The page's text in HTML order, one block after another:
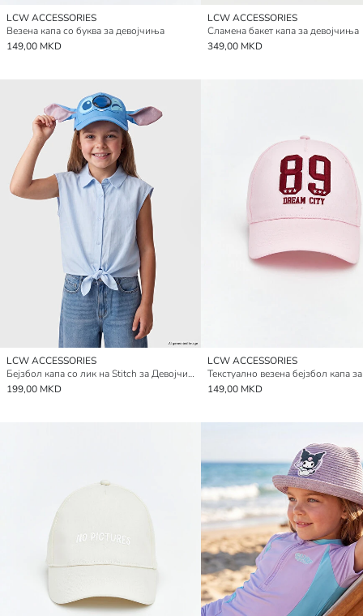
LCW ACCESSORIES
Везена капа со буква за девојчиња
149,00 MKD
LCW ACCESSORIES
Сламена бакет капа за девојчиња
349,00 MKD
LCW ACCESSORIES
Бејзбол капа со лик на Stitch за Девојчиња
199,00 MKD
LCW ACCESSORIES
149,00 MKD